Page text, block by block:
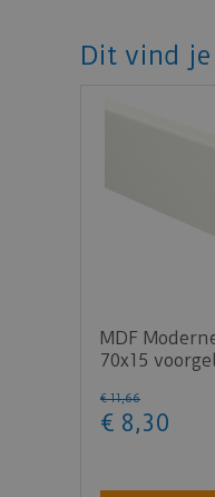
Dit vind
MDF
70x15
€ 11,66
€ 8,30